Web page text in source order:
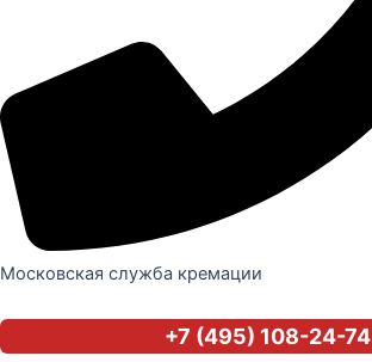
Московская служба кремации
+7 (495) 108-24-74